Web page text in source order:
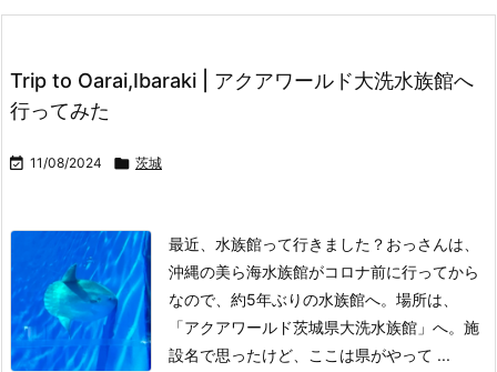
次へ
Trip to Oarai,Ibaraki | アクアワールド大洗水族館へ
行ってみた
 11/08/2024  茨城
最近、水族館って行きました？ おっさんは、
沖縄の美ら海水族館がコロナ前に行ってから
なので、約5年ぶりの水族館へ。 場所は、
「アクアワールド茨城県大洗水族館」へ。 施
設名で思ったけど、ここは県がやって ...